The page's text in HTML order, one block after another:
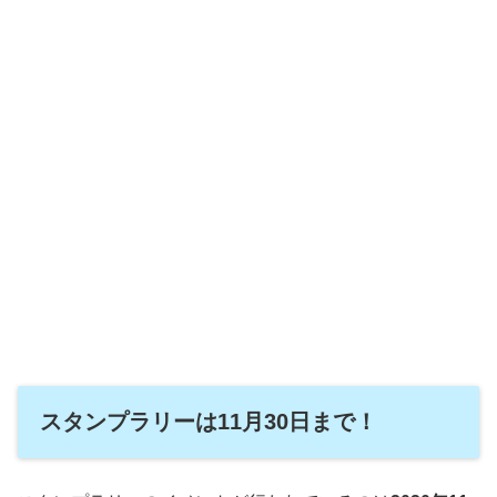
スタンプラリーは11月30日まで！